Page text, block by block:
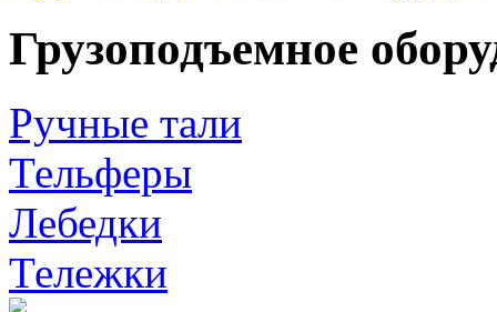
Грузоподъемное
Ручные тали
Тельферы
Лебедки
Тележки